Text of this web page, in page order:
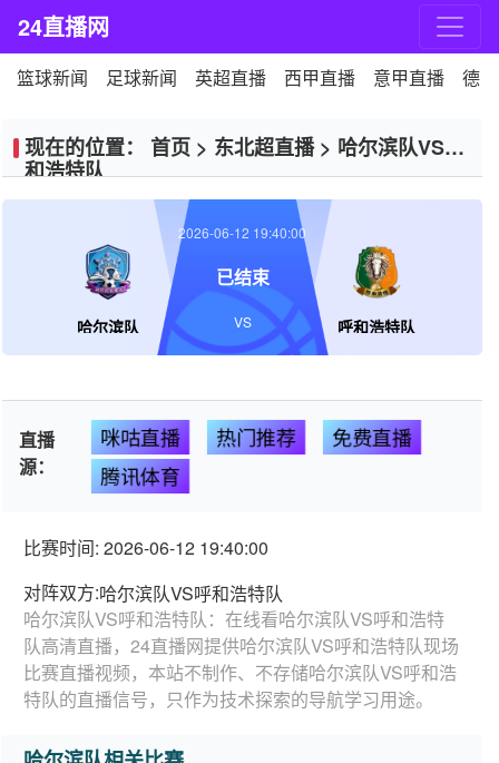
24直播网
篮球新闻 足球新闻 英超直播 西甲直播 意甲直播 德
现在的位置： 首页 > 东北超直播> 哈尔滨队VS呼
和浩特队
哈尔滨队 呼和浩特队
2026-06-12 19:40:00
已结束
VS
直播
源：
咪咕直播 热门推荐
免费直播
腾讯体育
比赛时间: 2026-06-12 19:40:00
对阵双方:哈尔滨队VS呼和浩特队
哈尔滨队VS呼和浩特队：在线看哈尔滨队VS呼和浩特
队高清直播，24直播网提供哈尔滨队VS呼和浩特队现场
比赛直播视频，本站不制作、不存储哈尔滨队VS呼和浩
特队的直播信号，只作为技术探索的导航学习用途。